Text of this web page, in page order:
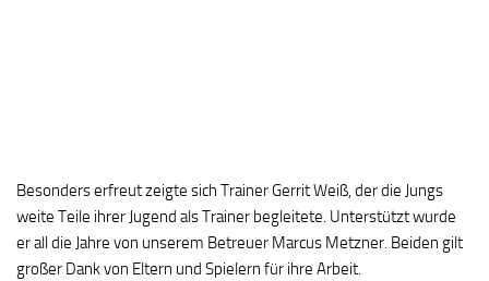
Besonders erfreut zeigte sich Trainer Gerrit Weiß, der die Jungs
weite Teile ihrer Jugend als Trainer begleitete. Unterstützt wurde
er all die Jahre von unserem Betreuer Marcus Metzner. Beiden gilt
großer Dank von Eltern und Spielern für ihre Arbeit.